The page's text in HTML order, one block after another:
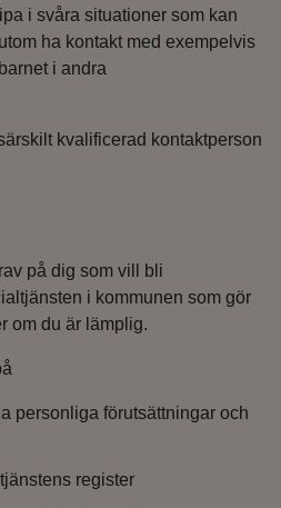
i svåra situationer som kan
ha kontakt med exempelvis
i andra
kvalificerad kontaktperson
på dig som vill bli
i kommunen som gör
om du är lämplig.
personliga förutsättningar och
register